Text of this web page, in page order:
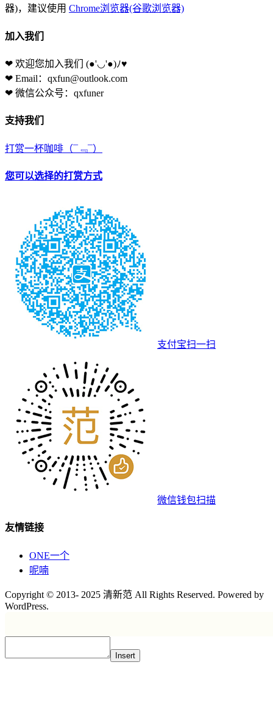
器)，建议使用 Chrome浏览器(谷歌浏览器)
加入我们
❤ 欢迎您加入我们 (●'◡'●)ﾉ♥
❤ Email：qxfun@outlook.com
❤ 微信公众号：qxfuner
支持我们
打赏一杯咖啡 （¯﹃¯）
您可以选择的打赏方式
支付宝扫一扫
微信钱包扫描
友情链接
ONE一个
呢喃
Copyright © 2013- 2025 清新范 All Rights Reserved. Powered by
WordPress.
Insert